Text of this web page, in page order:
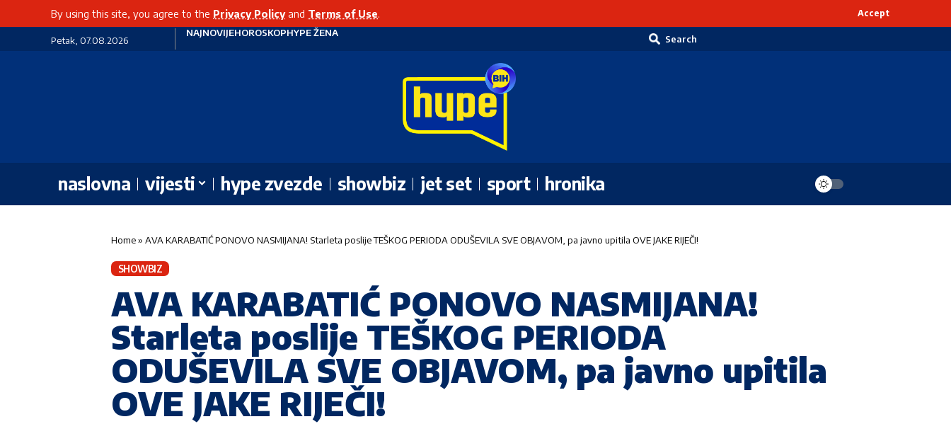
By using this site, you agree to the Privacy Policyand Terms of Use. Accept
Petak, 07.08.2026
NAJNOVIJEHOROSKOPHYPE ŽENA
Search
naslovna vijesti hype zvezde showbiz jet set sport hronika
Home» AVA KARABATIĆ PONOVO NASMIJANA! Starleta poslije TEŠKOG PERIODA ODUŠEVILA SVE OBJAVOM, pa javno upitila OVE JAKE RIJEČI!
SHOWBIZ
AVA KARABATIĆ PONOVO NASMIJANA!
Starleta poslije TEŠKOG PERIODA
ODUŠEVILA SVE OBJAVOM, pa javno upitila
OVE JAKE RIJEČI!